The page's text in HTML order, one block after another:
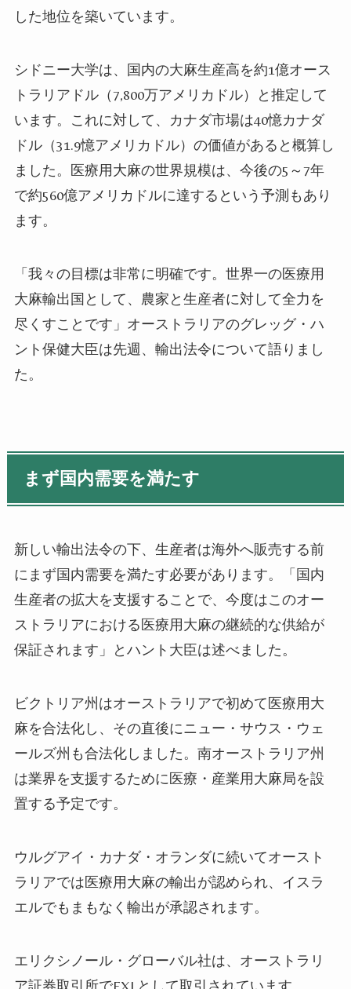
した地位を築いています。
シドニー大学は、国内の大麻生産高を約1億オース
トラリアドル（7,800万アメリカドル）と推定して
います。これに対して、カナダ市場は40憶カナダ
ドル（31.9憶アメリカドル）の価値があると概算し
ました。医療用大麻の世界規模は、今後の5～7年
で約560億アメリカドルに達するという予測もあり
ます。
「我々の目標は非常に明確です。世界一の医療用
大麻輸出国として、農家と生産者に対して全力を
尽くすことです」オーストラリアのグレッグ・ハ
ント保健大臣は先週、輸出法令について語りまし
た。
まず国内需要を満たす
新しい輸出法令の下、生産者は海外へ販売する前
にまず国内需要を満たす必要があります。「国内
生産者の拡大を支援することで、今度はこのオー
ストラリアにおける医療用大麻の継続的な供給が
保証されます」とハント大臣は述べました。
ビクトリア州はオーストラリアで初めて医療用大
麻を合法化し、その直後にニュー・サウス・ウェ
ールズ州も合法化しました。南オーストラリア州
は業界を支援するために医療・産業用大麻局を設
置する予定です。
ウルグアイ・カナダ・オランダに続いてオースト
ラリアでは医療用大麻の輸出が認められ、イスラ
エルでもまもなく輸出が承認されます。
エリクシノール・グローバル社は、オーストラリ
ア証券取引所でEXLとして取引されています。